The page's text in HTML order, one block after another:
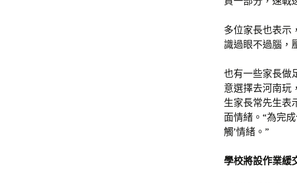
多位家長也表示
識過眼不過腦，
也有一些家長做
意選擇去河南玩
生家長常先生表
面情緒。“為完
觸’情緒。”
學校將設作業緩